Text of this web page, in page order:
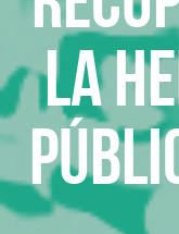
la